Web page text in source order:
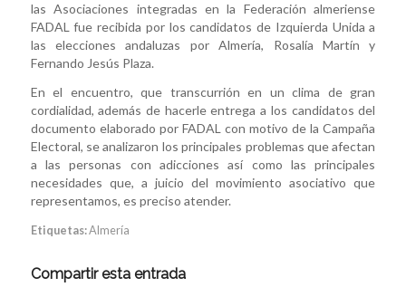
las Asociaciones integradas en la Federación almeriense
FADAL fue recibida por los candidatos de Izquierda Unida a
las elecciones andaluzas por Almería, Rosalía Martín y
Fernando Jesús Plaza.
En el encuentro, que transcurrión en un clima de gran
cordialidad, además de hacerle entrega a los candidatos del
documento elaborado por FADAL con motivo de la Campaña
Electoral, se analizaron los principales problemas que afectan
a las personas con adicciones así como las principales
necesidades que, a juicio del movimiento asociativo que
representamos, es preciso atender.
Etiquetas:Almería
Compartir esta entrada